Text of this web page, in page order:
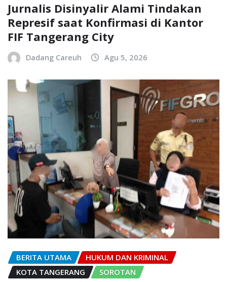
Jurnalis Disinyalir Alami Tindakan
Represif saat Konfirmasi di Kantor
FIF Tangerang City
Dadang Careuh Agu 5, 2026
BERITA UTAMA
HUKUM DAN KRIMINAL
KOTA TANGERANG
SOROTAN